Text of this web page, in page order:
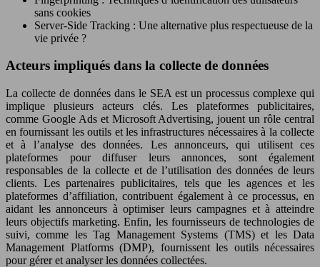
sans cookies
Server-Side Tracking : Une alternative plus respectueuse de la
vie privée ?
Acteurs impliqués dans la collecte de données
La collecte de données dans le SEA est un processus complexe qui
implique plusieurs acteurs clés. Les plateformes publicitaires,
comme Google Ads et Microsoft Advertising, jouent un rôle central
en fournissant les outils et les infrastructures nécessaires à la collecte
et à l’analyse des données. Les annonceurs, qui utilisent ces
plateformes pour diffuser leurs annonces, sont également
responsables de la collecte et de l’utilisation des données de leurs
clients. Les partenaires publicitaires, tels que les agences et les
plateformes d’affiliation, contribuent également à ce processus, en
aidant les annonceurs à optimiser leurs campagnes et à atteindre
leurs objectifs marketing. Enfin, les fournisseurs de technologies de
suivi, comme les Tag Management Systems (TMS) et les Data
Management Platforms (DMP), fournissent les outils nécessaires
pour gérer et analyser les données collectées.